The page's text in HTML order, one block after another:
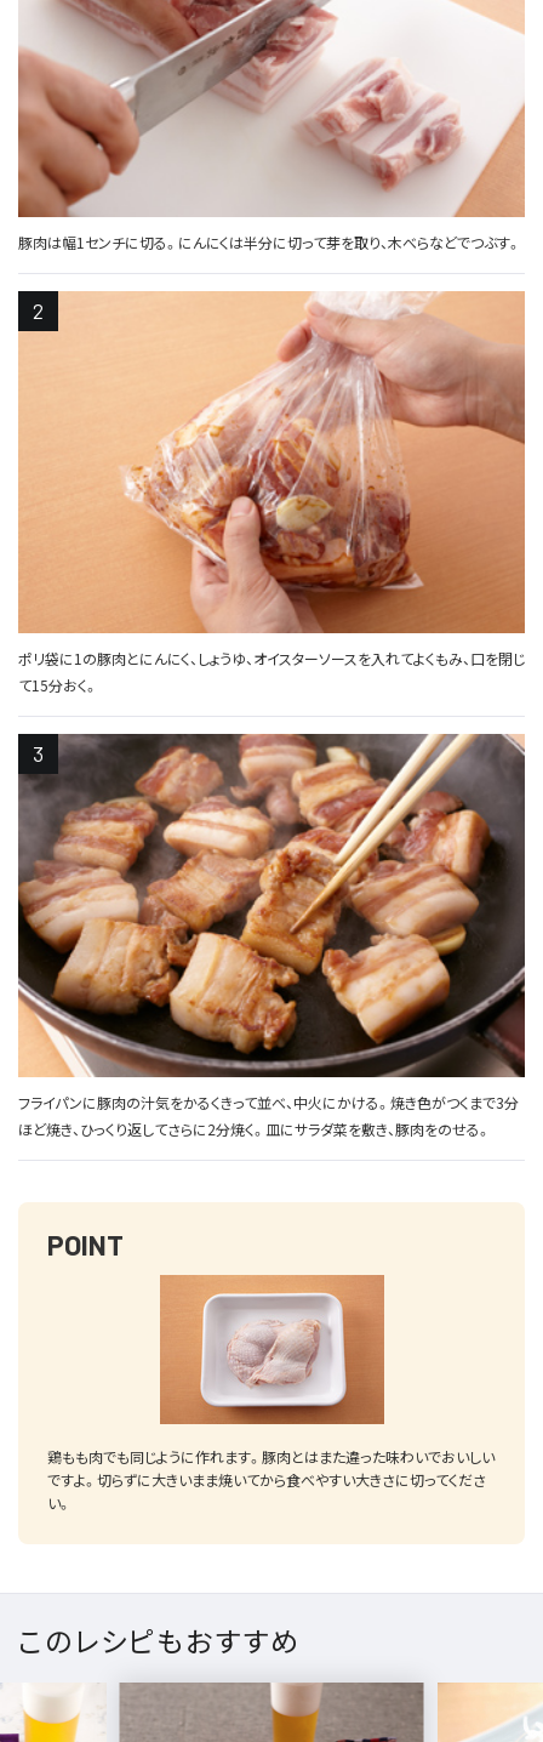
豚肉は幅1センチに切る。にんにくは半分に切って芽を取り、木べらなどでつぶす。
ポリ袋に1の豚肉とにんにく、しょうゆ、オイスターソースを入れてよくもみ、口を閉じ
て15分おく。
フライパンに豚肉の汁気をかるくきって並べ、中火にかける。焼き色がつくまで3分
ほど焼き、ひっくり返してさらに2分焼く。皿にサラダ菜を敷き、豚肉をのせる。
POINT
鶏もも肉でも同じように作れます。豚肉とはまた違った味わいでおいしい
ですよ。切らずに大きいまま焼いてから食べやすい大きさに切ってくださ
い。
このレシピもおすすめ